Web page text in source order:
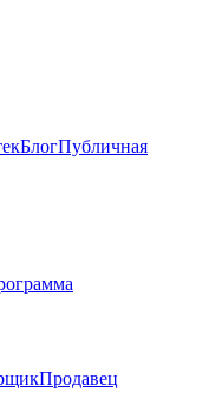
БлогПубличная
Продавец